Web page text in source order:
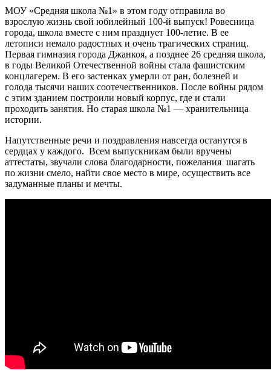
МОУ «Средняя школа №1» в этом году отправила во
взрослую жизнь свой юбилейный 100-й выпуск! Ровесница
города, школа вместе с ним празднует 100-летие. В ее
летописи немало радостных и очень трагических страниц.
Первая гимназия города Джанкоя, а позднее 26 средняя школа,
в годы Великой Отечественной войны стала фашистским
концлагерем. В его застенках умерли от ран, болезней и
голода тысячи наших соотечественников. После войны рядом
с этим зданием построили новый корпус, где и стали
проходить занятия. Но старая школа №1 — хранительница
истории.
Напутственные речи и поздравления навсегда останутся в
сердцах у каждого. Всем выпускникам были вручены
аттестаты, звучали слова благодарности, пожелания шагать
по жизни смело, найти свое место в мире, осуществить все
задуманные планы и мечты.